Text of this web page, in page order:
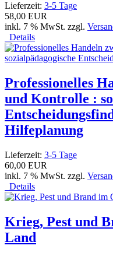
Lieferzeit: 3-5 Tage
58,00 EUR
inkl. 7 % MwSt. zzgl.
Details
Professionelles
und Kontrolle :
Hilfeplanung
Lieferzeit: 3-5 Tage
60,00 EUR
inkl. 7 % MwSt. zzgl.
Details
Krieg, Pest und
Land